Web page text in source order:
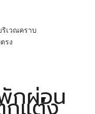
เวณคราบ
รง
กผ่อน